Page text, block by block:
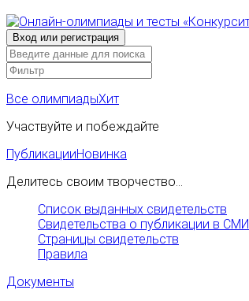
Все олимпиадыХит
Участвуйте и побеждайте
ПубликацииНовинка
Делитесь своим творчество...
Список выданных свидетельств
Свидетельства о публикации в СМИ
Страницы свидетельств
Правила
Документы